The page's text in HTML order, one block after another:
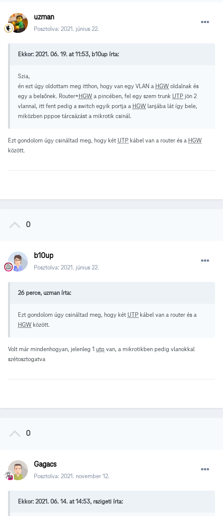
uzman
Posztolva: 2021. június 22.
Ekkor: 2021. 06. 19. at 11:53, b10up írta:
Szia,
én ezt úgy oldottam meg itthon, hogy van egy VLAN a HGW oldalnak és
egy a belsőnek. Router+HGW a pincében, fel egy szem trunk UTP jön 2
vlannal, itt fent pedig a switch egyik portja a HGW lanjába lát így bele,
miközben pppoe tárcsázást a mikrotik csinál.
Ezt gondolom úgy csináltad meg, hogy két UTP kábel van a router és a HGW
között.
0
b10up
Posztolva: 2021. június 22.
26 perce, uzman írta:
Ezt gondolom úgy csináltad meg, hogy két UTP kábel van a router és a
HGW között.
Volt már mindenhogyan, jelenleg 1 utp van, a mikrotikben pedig vlanokkal
szétosztogatva
0
Gagacs
Posztolva: 2021. november 12.
Ekkor: 2021. 06. 14. at 14:53, rszigeti írta: